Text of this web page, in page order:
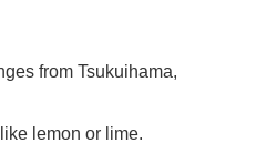
from Tsukuihama,
lemon or lime.